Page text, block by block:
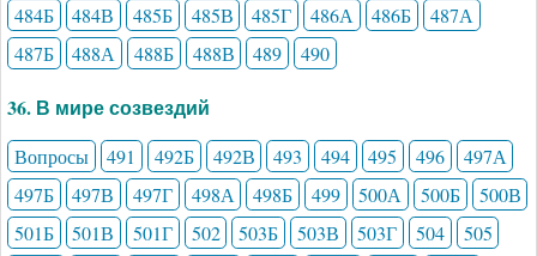
484Б
484В 485Б 485В 485Г 486А 486Б
487А
487Б
488А 488Б 488В 489 490
36. В мире созвездий
Вопросы 491 492Б 492В 493 494 495 496
497А
497Б
497В 497Г 498А 498Б 499 500А 500Б
500В
501Б
501В 501Г 502 503Б 503В 503Г 504
505